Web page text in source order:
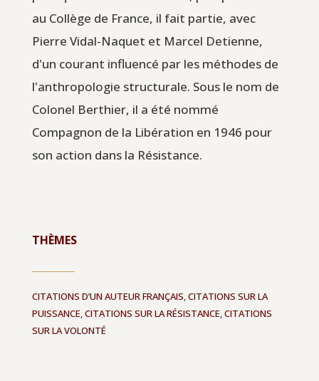
au Collège de France, il fait partie, avec
Pierre Vidal-Naquet et Marcel Detienne,
d'un courant influencé par les méthodes de
l'anthropologie structurale. Sous le nom de
Colonel Berthier, il a été nommé
Compagnon de la Libération en 1946 pour
son action dans la Résistance.
THÈMES
CITATIONS D’UN AUTEUR FRANÇAIS,CITATIONS SUR LA
PUISSANCE,CITATIONS SUR LA RÉSISTANCE,CITATIONS
SUR LA VOLONTÉ